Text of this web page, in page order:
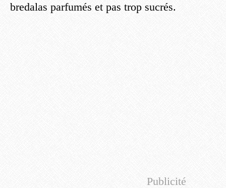
bredalas parfumés et pas trop sucrés.
Publicité